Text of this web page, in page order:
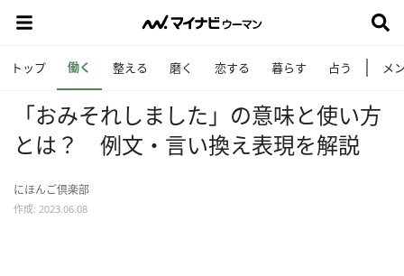
トップ 働く 整える 磨く 恋する 暮らす 占う メ
「おみそれしました」の意味と使い方
とは？ 例文・言い換え表現を解説
にほんご倶楽部
作成: 2023.06.08